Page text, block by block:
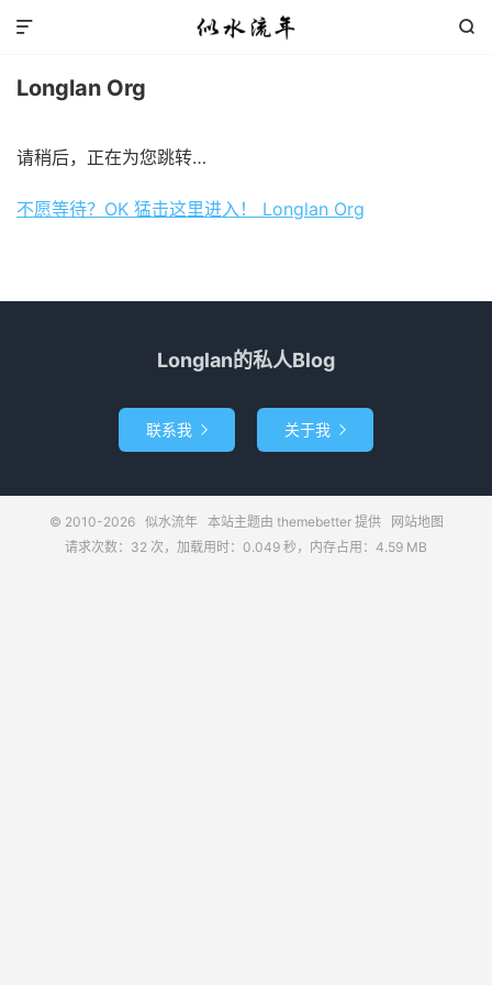


Longlan Org
请稍后，正在为您跳转…
不愿等待？OK 猛击这里进入！ Longlan Org
Longlan的私人Blog
联系我  关于我 
© 2010-2026 似水流年本站主题由 themebetter提供
网站地图
请求次数：32 次，加载用时：0.049 秒，内存占用：4.59 MB